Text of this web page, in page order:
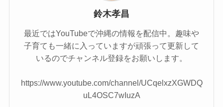
鈴木孝昌
最近ではYouTubeで沖縄の情報を配信中。趣味や
子育ても一緒に入っていますが頑張って更新して
いるのでチャンネル登録をお願いします。
https://www.youtube.com/channel/UCqelxzXGWDQ
uL4OSC7wIuzA